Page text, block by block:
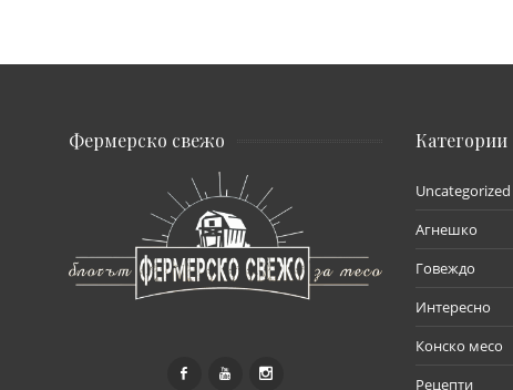
Фермерско свежо Категории
Uncategorized
Агнешко
Говеждо
Интересно
Конско месо
Рецепти